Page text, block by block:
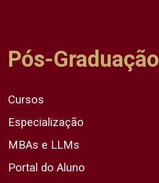
Pós-Graduação
Cursos
Especialização
MBAs e LLMs
Portal do Aluno